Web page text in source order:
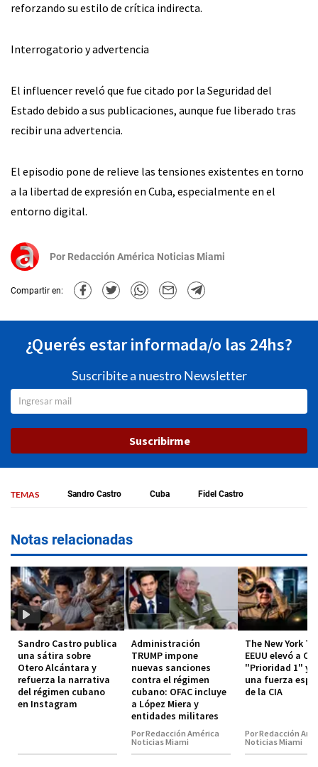
reforzando su estilo de crítica indirecta.
Interrogatorio y advertencia
El influencer reveló que fue citado por la Seguridad del
Estado debido a sus publicaciones, aunque fue liberado tras
recibir una advertencia.
El episodio pone de relieve las tensiones existentes en torno
a la libertad de expresión en Cuba, especialmente en el
entorno digital.
Por Redacción América Noticias Miami
Compartir en:
¿Querés estar informada/o las 24hs?
Suscribite a nuestro Newsletter
Suscribirme
TEMAS Sandro Castro Cuba Fidel Castro
Notas relacionadas
Sandro Castro publica
una sátira sobre
Otero Alcántara y
refuerza la narrativa
del régimen cubano
en Instagram
Administración
TRUMP impone
nuevas sanciones
contra el régimen
cubano: OFAC incluye
a López Miera y
entidades militares
Por Redacción América
Noticias Miami
The New York
EEUU elevó a
"Prioridad 1" y
una fuerza
de la CIA
Por Redacción
Noticias Miami